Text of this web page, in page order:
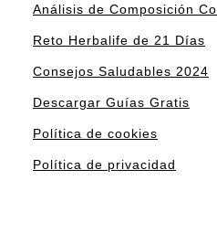
Análisis de Composición
Reto Herbalife de 21 Días
Consejos Saludables 2024
Descargar Guías Gratis
Política de cookies
Política de privacidad